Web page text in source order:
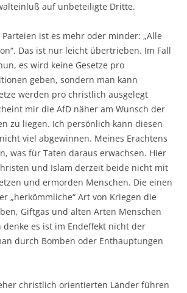
auf unbeteiligte Dritte.
ist es mehr oder minder: „Alle
Das ist nur leicht übertrieben. Im Fall
es wird keine Gesetze pro
geben, sondern man kann
werden pro christlich ausgelegt
mir die AfD näher am Wunsch der
zu liegen. Ich persönlich kann diesen
viel abgewinnen. Meines Erachtens
was für Taten daraus erwachsen. Hier
und Islam derzeit beide nicht mit
und ermorden Menschen. Die einen
„herkömmliche“ Art von Kriegen die
Giftgas und alten Arten Menschen
es ist im Endeffekt nicht der
durch Bomben oder Enthauptungen
christlich orientierten Länder führen